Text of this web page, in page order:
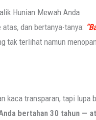
Hunian Mewah Anda
dan bertanya-tanya:
tak terlihat namun
transparan, tapi lupa
bertahan 30 tahun —